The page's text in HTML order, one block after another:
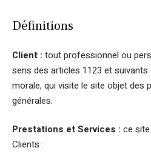
Définitions
Client : tout professionnel ou
sens des articles 1123 et
morale, qui visite le site objet des
générales.
Prestations et Services : ce
Clients :